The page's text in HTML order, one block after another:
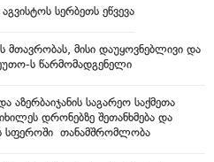
სერბეთს ეწვევა
მისი დაუყოვნებლივი და
ს წარმომადგენელი
საგარეო საქმეთა
დრონებზე შეთანხმება და
სფეროში თანამშრომლობა